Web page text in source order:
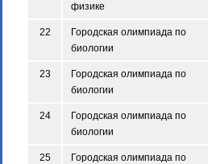
физике
22
Городская олимпиада по
биологии
23
Городская олимпиада по
биологии
24
Городская олимпиада по
биологии
25
Городская олимпиада по